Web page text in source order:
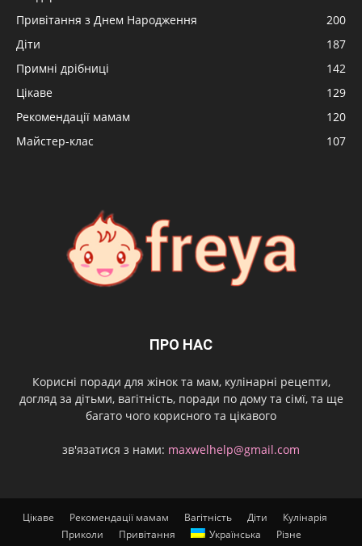
Привітання з Днем Народження
200
Діти
187
Примні дрібниці
142
Цікаве
129
Рекомендації мамам
120
Майстер-клас
107
ПРО НАС
Корисні поради для жінок та мам, кулінарні рецепти,
догляд за дітьми, вагітність, поради по дому та сімї, та ще
багато чого корисного та цікавого
зв'язатися з нами: maxwelhelp@gmail.com
Цікаве Рекомендації мамам Вагітність Діти
Кулінарія
Приколи
Привітання Українська Різне